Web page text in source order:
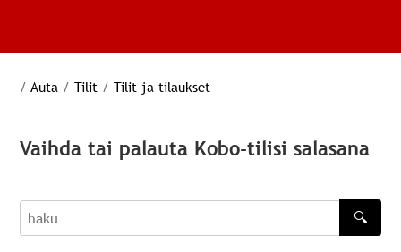
/ Auta / Tilit / Tilit ja tilaukset
Vaihda tai palauta Kobo-tilisi salasana
haku
🔍